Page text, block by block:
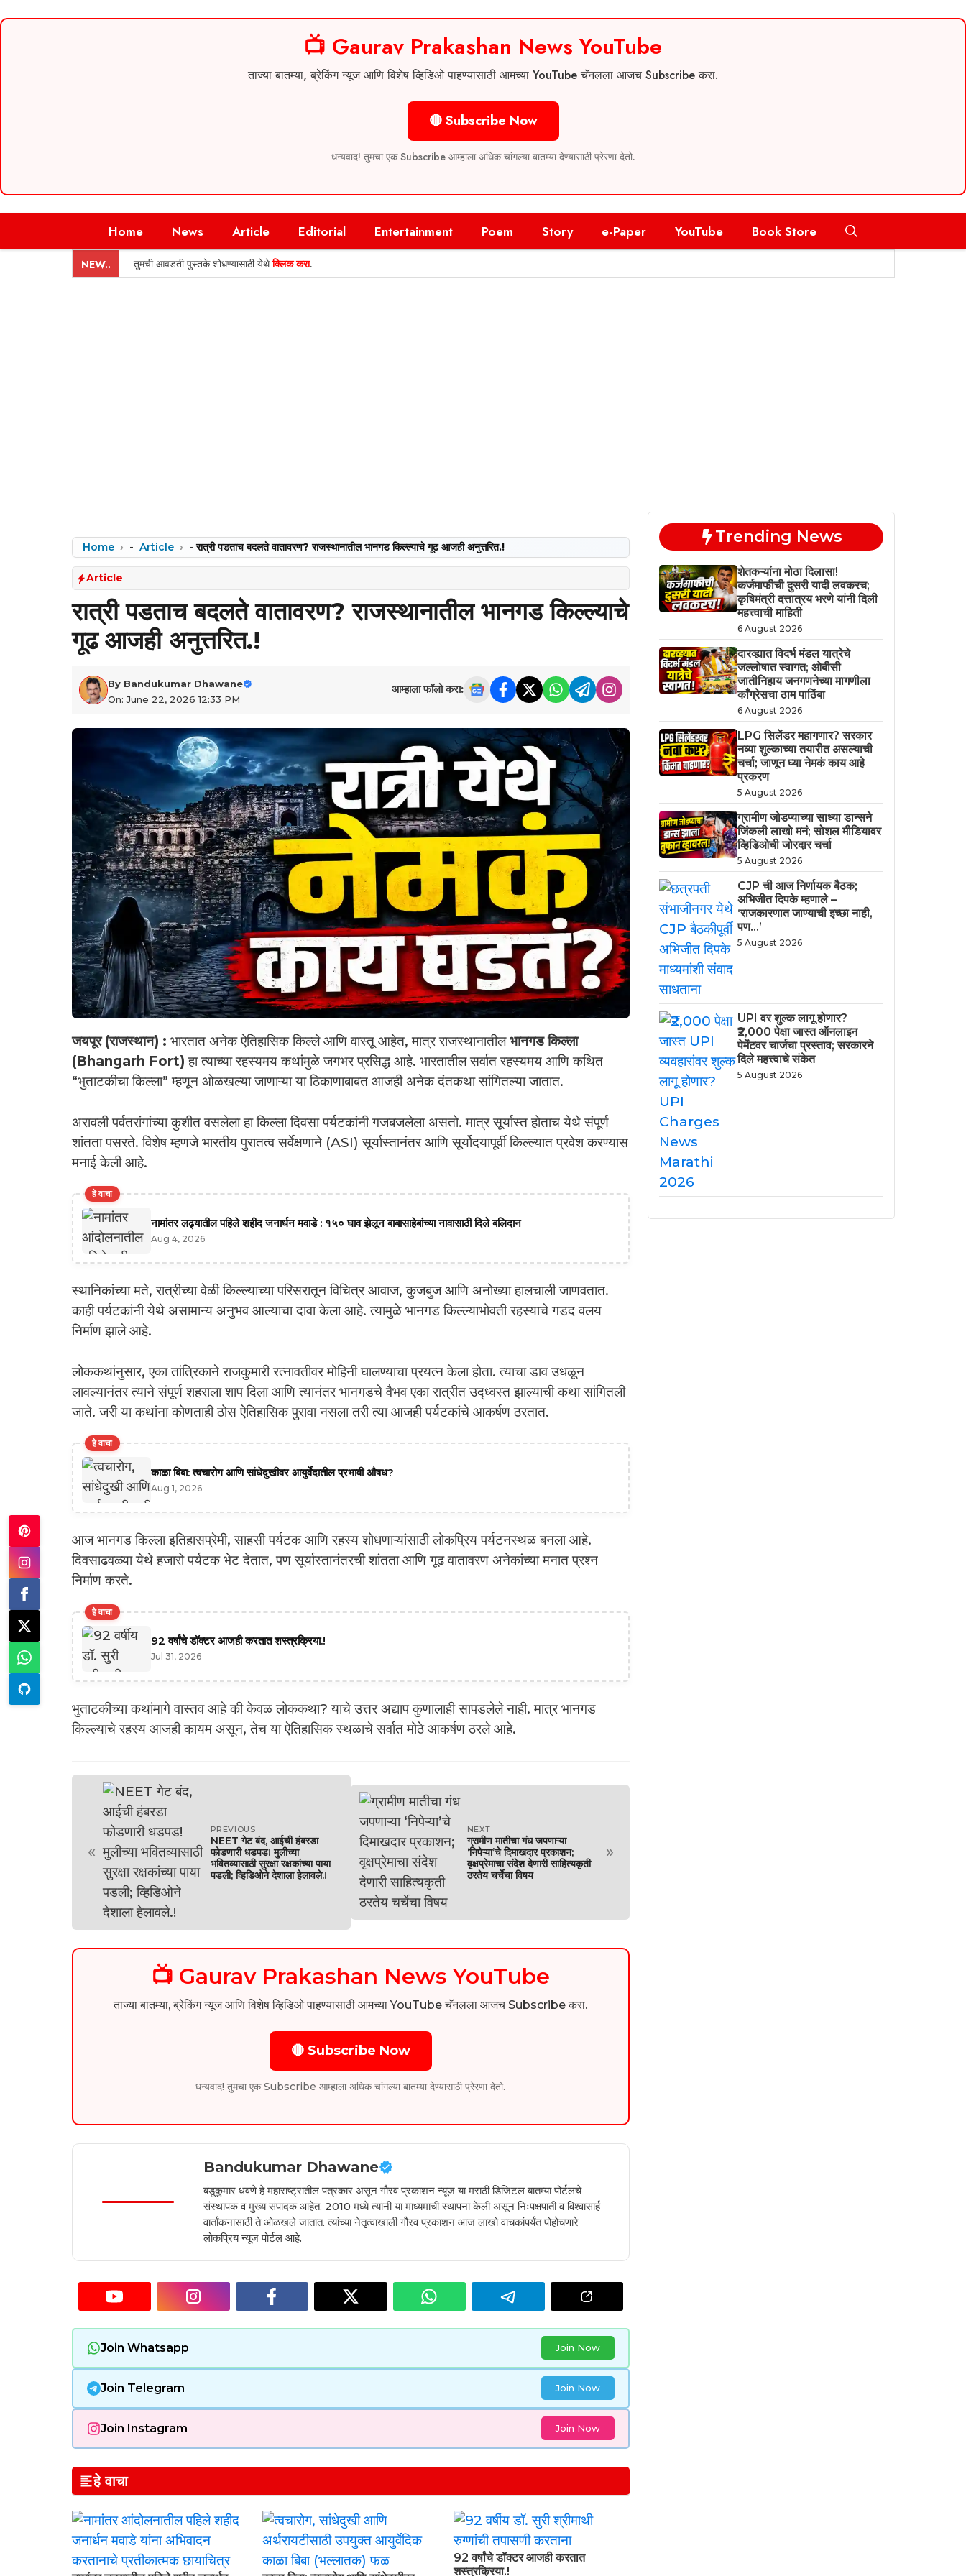
📺 Gaurav Prakashan News YouTube
ताज्या बातम्या, ब्रेकिंग न्यूज आणि विशेष व्हिडिओ पाहण्यासाठी आमच्या YouTube चॅनलला आजच Subscribe करा.
🔴 Subscribe Now
धन्यवाद! तुमचा एक Subscribe आम्हाला अधिक चांगल्या बातम्या देण्यासाठी प्रेरणा देतो.
Home News Article Editorial Entertainment Poem Story e-Paper YouTube Book Store
NEW.. तुमची आवडती पुस्तके शोधण्यासाठी येथेक्लिक करा.
Home - Article -रात्री पडताच बदलते वातावरण? राजस्थानातील भानगड किल्ल्याचे गूढ आजही अनुत्तरित.!
Article
रात्री पडताच बदलते वातावरण? राजस्थानातील भानगड किल्ल्याचे
गूढ आजही अनुत्तरित.!
By Bandukumar Dhawane
On: June 22, 2026 12:33 PM
आम्हाला फॉलो करा:
जयपूर (राजस्थान) : भारतात अनेक ऐतिहासिक किल्ले आणि वास्तू आहेत, मात्र राजस्थानातीलभानगड किल्ला
(Bhangarh Fort) हा त्याच्या रहस्यमय कथांमुळे जगभर प्रसिद्ध आहे. भारतातील सर्वात रहस्यमय आणि कथित
“भुताटकीचा किल्ला” म्हणून ओळखल्या जाणाऱ्या या ठिकाणाबाबत आजही अनेक दंतकथा सांगितल्या जातात.
अरावली पर्वतरांगांच्या कुशीत वसलेला हा किल्ला दिवसा पर्यटकांनी गजबजलेला असतो. मात्र सूर्यास्त होताच येथे संपूर्ण
शांतता पसरते. विशेष म्हणजे भारतीय पुरातत्व सर्वेक्षणाने (ASI) सूर्यास्तानंतर आणि सूर्योदयापूर्वी किल्ल्यात प्रवेश करण्यास
मनाई केली आहे.
हे वाचा
नामांतर लढ्यातील पहिले शहीद जनार्धन मवाडे : १५० घाव झेलून बाबासाहेबांच्या नावासाठी दिले बलिदान
Aug 4, 2026
स्थानिकांच्या मते, रात्रीच्या वेळी किल्ल्याच्या परिसरातून विचित्र आवाज, कुजबुज आणि अनोख्या हालचाली जाणवतात.
काही पर्यटकांनी येथे असामान्य अनुभव आल्याचा दावा केला आहे. त्यामुळे भानगड किल्ल्याभोवती रहस्याचे गडद वलय
निर्माण झाले आहे.
लोककथांनुसार, एका तांत्रिकाने राजकुमारी रत्नावतीवर मोहिनी घालण्याचा प्रयत्न केला होता. त्याचा डाव उधळून
लावल्यानंतर त्याने संपूर्ण शहराला शाप दिला आणि त्यानंतर भानगडचे वैभव एका रात्रीत उद्ध्वस्त झाल्याची कथा सांगितली
जाते. जरी या कथांना कोणताही ठोस ऐतिहासिक पुरावा नसला तरी त्या आजही पर्यटकांचे आकर्षण ठरतात.
हे वाचा
काळा बिबा: त्वचारोग आणि सांधेदुखीवर आयुर्वेदातील प्रभावी औषध?
Aug 1, 2026
आज भानगड किल्ला इतिहासप्रेमी, साहसी पर्यटक आणि रहस्य शोधणाऱ्यांसाठी लोकप्रिय पर्यटनस्थळ बनला आहे.
दिवसाढवळ्या येथे हजारो पर्यटक भेट देतात, पण सूर्यास्तानंतरची शांतता आणि गूढ वातावरण अनेकांच्या मनात प्रश्न
निर्माण करते.
हे वाचा
92 वर्षांचे डॉक्टर आजही करतात शस्त्रक्रिया.!
Jul 31, 2026
भुताटकीच्या कथांमागे वास्तव आहे की केवळ लोककथा? याचे उत्तर अद्याप कुणालाही सापडलेले नाही. मात्र भानगड
किल्ल्याचे रहस्य आजही कायम असून, तेच या ऐतिहासिक स्थळाचे सर्वात मोठे आकर्षण ठरले आहे.
«
PREVIOUS
NEET गेट बंद, आईची हंबरडा
फोडणारी धडपड! मुलीच्या
भवितव्यासाठी सुरक्षा रक्षकांच्या पाया
पडली; व्हिडिओने देशाला हेलावले.!
NEXT
ग्रामीण मातीचा गंध जपणाऱ्या
‘निपेऱ्या’चे दिमाखदार प्रकाशन;
वृक्षप्रेमाचा संदेश देणारी साहित्यकृती
ठरतेय चर्चेचा विषय
»
📺 Gaurav Prakashan News YouTube
ताज्या बातम्या, ब्रेकिंग न्यूज आणि विशेष व्हिडिओ पाहण्यासाठी आमच्या YouTube चॅनलला आजच Subscribe करा.
🔴 Subscribe Now
धन्यवाद! तुमचा एक Subscribe आम्हाला अधिक चांगल्या बातम्या देण्यासाठी प्रेरणा देतो.
Bandukumar Dhawane
बंडूकुमार धवणे हे महाराष्ट्रातील पत्रकार असून गौरव प्रकाशन न्यूज या मराठी डिजिटल बातम्या पोर्टलचे
संस्थापक व मुख्य संपादक आहेत. 2010 मध्ये त्यांनी या माध्यमाची स्थापना केली असून निःपक्षपाती व विश्वासार्ह
वार्तांकनासाठी ते ओळखले जातात. त्यांच्या नेतृत्वाखाली गौरव प्रकाशन आज लाखो वाचकांपर्यंत पोहोचणारे
लोकप्रिय न्यूज पोर्टल आहे.
Join Whatsapp Join Now
Join Telegram Join Now
Join Instagram Join Now
हे वाचा
92 वर्षांचे डॉक्टर आजही करतात
शस्त्रक्रिया.!
Trending News
शेतकऱ्यांना मोठा दिलासा!
कर्जमाफीची दुसरी यादी लवकरच;
कृषिमंत्री दत्तात्रय भरणे यांनी दिली
महत्त्वाची माहिती
6 August 2026
दारव्ह्यात विदर्भ मंडल यात्रेचे
जल्लोषात स्वागत; ओबीसी
जातीनिहाय जनगणनेच्या मागणीला
काँग्रेसचा ठाम पाठिंबा
6 August 2026
LPG सिलेंडर महागणार? सरकार
नव्या शुल्काच्या तयारीत असल्याची
चर्चा; जाणून घ्या नेमकं काय आहे
प्रकरण
5 August 2026
ग्रामीण जोडप्याच्या साध्या डान्सने
जिंकली लाखो मनं; सोशल मीडियावर
व्हिडिओची जोरदार चर्चा
5 August 2026
CJP ची आज निर्णायक बैठक;
अभिजीत दिपके म्हणाले –
‘राजकारणात जाण्याची इच्छा नाही,
पण…’
5 August 2026
UPI वर शुल्क लागू होणार?
₹2,000 पेक्षा जास्त ऑनलाइन
पेमेंटवर चार्जचा प्रस्ताव; सरकारने
दिले महत्त्वाचे संकेत
5 August 2026